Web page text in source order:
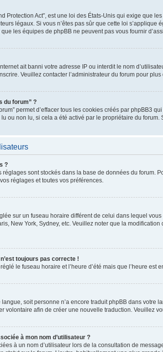
Protection Act”, est une loi des États-Unis qui exige
légaux. Si vous n’êtes pas sûr que cette loi
les équipes de phpBB ne peuvent pas vous fournir
ait banni votre adresse IP ou interdit le nom
Veuillez contacter l’administrateur du forum pour plus
du forum” ?
permet d’effacer tous les cookies créés par
lu ou non lu, si cela a été activé par le propriétaire du
?
sont stockés dans la base de données du forum.
réglages et toutes vos préférences.
sur un fuseau horaire différent de celui dans lequel
New York, Sydney, etc. Veuillez noter que la
toujours pas correcte !
le fuseau horaire et l’heure d’été mais que l’heure
soit personne n’a encore traduit phpBB dans
volontaire afin de créer une nouvelle traduction. Veuillez
à mon nom d’utilisateur ?
à un nom d’utilisateur lors de la consultation de